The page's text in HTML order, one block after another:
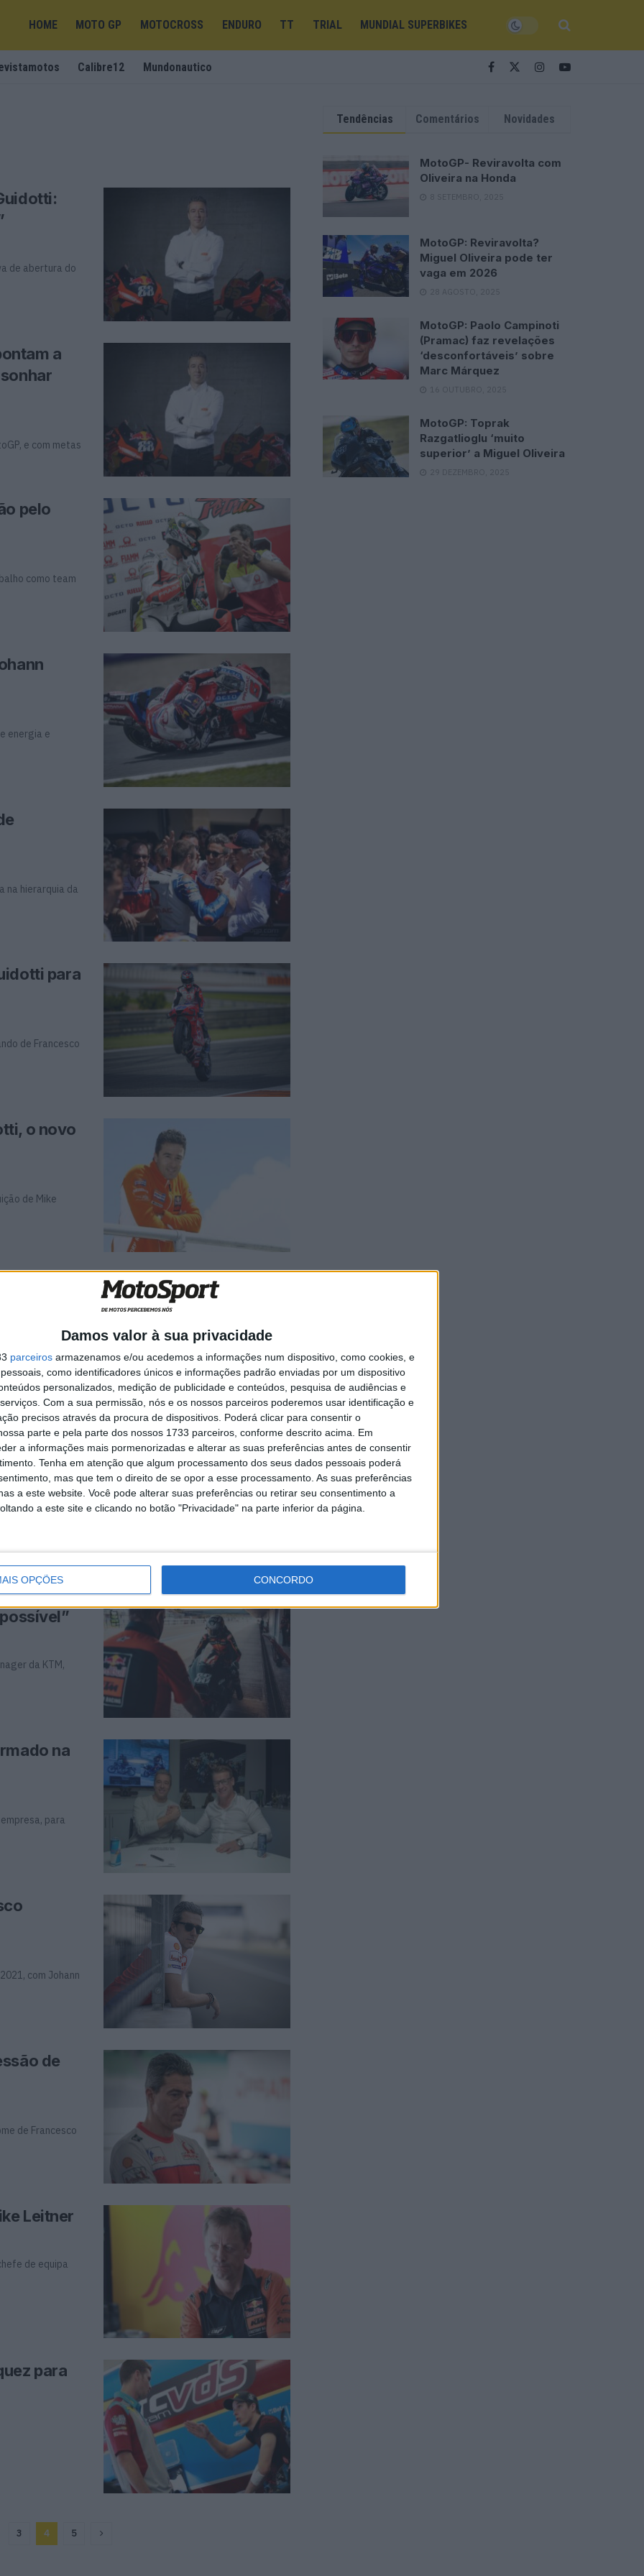
Damos valor à sua privacidade
parceiros armazenamos e/ou acedemos a informações num dispositivo, como cookies, e
como identificadores únicos e informações padrão enviadas por um dispositivo
personalizados, medição de publicidade e conteúdos, pesquisa de audiências e
Com a sua permissão, nós e os nossos parceiros poderemos usar identificação e
precisos através da procura de dispositivos. Poderá clicar para consentir o
parte e pela parte dos nossos 1733 parceiros, conforme descrito acima. Em
a informações mais pormenorizadas e alterar as suas preferências antes de consentir
Tenha em atenção que algum processamento dos seus dados pessoais poderá
mas que tem o direito de se opor a esse processamento. As suas preferências
a este website. Você pode alterar suas preferências ou retirar seu consentimento a
a este site e clicando no botão "Privacidade" na parte inferior da página.
OPÇÕES CONCORDO
HOME MOTO GP MOTOCROSS ENDURO TT TRIAL MUNDIAL SUPERBIKES
Calibre12 Mundonautico
de abertura do
a
e com metas
pelo
como team
energia e
na hierarquia da
para
de Francesco
o novo
de Mike
na
da KTM,
vai ...
o cargo
ocupar o
da KTM,
na
para
com Johann
de
de Francesco
Leitner
de equipa
para
3 4 5
Tendências Comentários Novidades
MotoGP- Reviravolta com
Oliveira na Honda
8 SETEMBRO, 2025
MotoGP: Reviravolta?
Miguel Oliveira pode ter
vaga em 2026
28 AGOSTO, 2025
MotoGP: Paolo Campinoti
(Pramac) faz revelações
‘desconfortáveis’ sobre
Marc Márquez
16 OUTUBRO, 2025
MotoGP: Toprak
Razgatlioglu ‘muito
superior’ a Miguel Oliveira